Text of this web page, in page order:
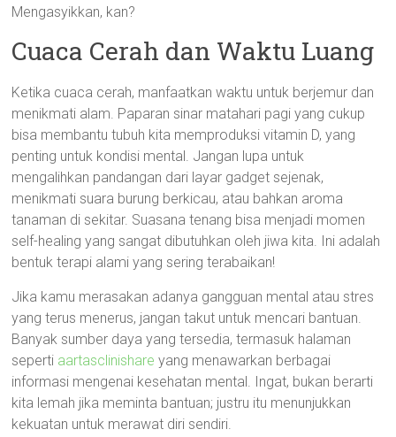
Mengasyikkan, kan?
Cuaca Cerah dan Waktu Luang
Ketika cuaca cerah, manfaatkan waktu untuk berjemur dan
menikmati alam. Paparan sinar matahari pagi yang cukup
bisa membantu tubuh kita memproduksi vitamin D, yang
penting untuk kondisi mental. Jangan lupa untuk
mengalihkan pandangan dari layar gadget sejenak,
menikmati suara burung berkicau, atau bahkan aroma
tanaman di sekitar. Suasana tenang bisa menjadi momen
self-healing yang sangat dibutuhkan oleh jiwa kita. Ini adalah
bentuk terapi alami yang sering terabaikan!
Jika kamu merasakan adanya gangguan mental atau stres
yang terus menerus, jangan takut untuk mencari bantuan.
Banyak sumber daya yang tersedia, termasuk halaman
seperti aartasclinishare yang menawarkan berbagai
informasi mengenai kesehatan mental. Ingat, bukan berarti
kita lemah jika meminta bantuan; justru itu menunjukkan
kekuatan untuk merawat diri sendiri.